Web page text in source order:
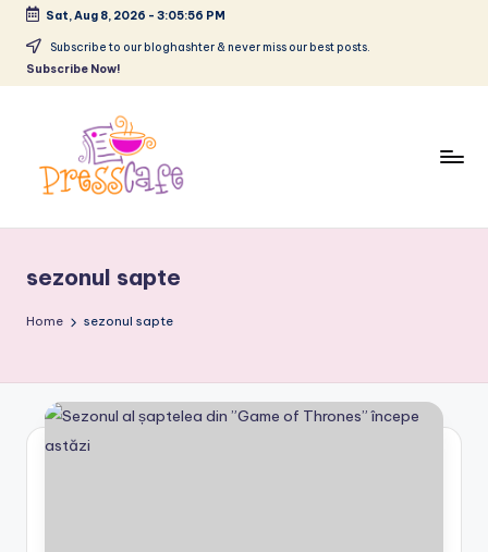
Skip
Sat, Aug 8, 2026 - 3:05:56 PM
Subscribe to our bloghashter & never miss our best posts.
Subscribe Now!
e
s
c
a
urbane
sezonul sapte
Home sezonul sapte